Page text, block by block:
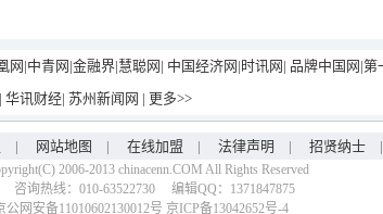
网 |中青网 |金融界|慧聪网 | 中国经济网 |时讯网 | 品牌中国网 |第
| 华讯财经| 苏州新闻网 | 更多>>
| 网站地图 | 在线加盟 | 法律声明 | 招贤纳士
2006-2013 chinacenn.COM All Rights Reserved
咨询热线：010-63522730 编辑QQ：1371847875
公网安备11010602130012号 京ICP备13042652号-4